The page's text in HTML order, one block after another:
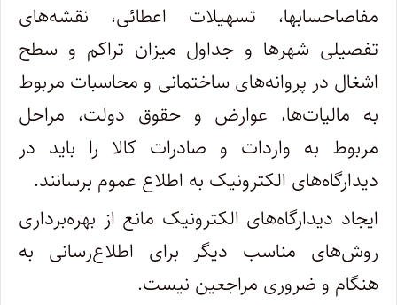
مفاصاحسابها، تسهیلات اعطائی، نقشه‌های
تفصیلی شهرها و جداول میزان تراکم و سطح
اشغال در پروانه‌های ساختمانی و محاسبات مربوط
به مالیات‌ها، عوارض و حقوق دولت، مراحل
مربوط به واردات و صادرات کالا را باید در
دیدارگاه‌های الکترونیک به اطلاع عموم برسانند.
ایجاد دیدارگاه‌های الکترونیک مانع از بهره‌برداری
روش‌های مناسب دیگر برای اطلاع‌رسانی به
هنگام و ضروری مراجعین نیست.